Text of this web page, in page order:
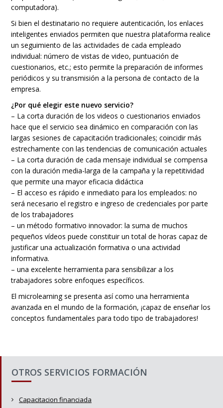
computadora).
Si bien el destinatario no requiere autenticación, los enlaces
inteligentes enviados permiten que nuestra plataforma realice
un seguimiento de las actividades de cada empleado
individual: número de vistas de video, puntuación de
cuestionarios, etc.; esto permite la preparación de informes
periódicos y su transmisión a la persona de contacto de la
empresa.
¿Por qué elegir este nuevo servicio?
– La corta duración de los videos o cuestionarios enviados
hace que el servicio sea dinámico en comparación con las
largas sesiones de capacitación tradicionales; coincidir más
estrechamente con las tendencias de comunicación actuales
– La corta duración de cada mensaje individual se compensa
con la duración media-larga de la campaña y la repetitividad
que permite una mayor eficacia didáctica
– El acceso es rápido e inmediato para los empleados: no
será necesario el registro e ingreso de credenciales por parte
de los trabajadores
– un método formativo innovador: la suma de muchos
pequeños vídeos puede constituir un total de horas capaz de
justificar una actualización formativa o una actividad
informativa.
– una excelente herramienta para sensibilizar a los
trabajadores sobre enfoques específicos.
El microlearning se presenta así como una herramienta
avanzada en el mundo de la formación, ¡capaz de enseñar los
conceptos fundamentales para todo tipo de trabajadores!
OTROS SERVICIOS FORMACIÓN
Capacitacion financiada